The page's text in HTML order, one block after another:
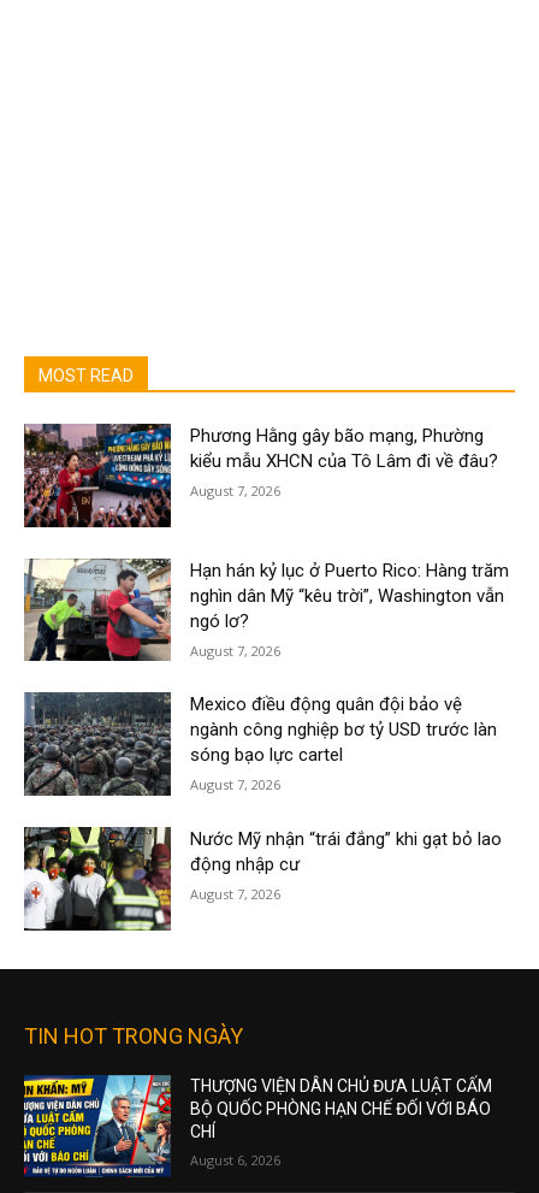
MOST READ
Phương Hằng gây bão mạng, Phường
kiểu mẫu XHCN của Tô Lâm đi về đâu?
August 7, 2026
Hạn hán kỷ lục ở Puerto Rico: Hàng trăm
nghìn dân Mỹ “kêu trời”, Washington vẫn
ngó lơ?
August 7, 2026
Mexico điều động quân đội bảo vệ
ngành công nghiệp bơ tỷ USD trước làn
sóng bạo lực cartel
August 7, 2026
Nước Mỹ nhận “trái đắng” khi gạt bỏ lao
động nhập cư
August 7, 2026
TIN HOT TRONG NGÀY
THƯỢNG VIỆN DÂN CHỦ ĐƯA LUẬT CẤM
BỘ QUỐC PHÒNG HẠN CHẾ ĐỐI VỚI BÁO
CHÍ
August 6, 2026